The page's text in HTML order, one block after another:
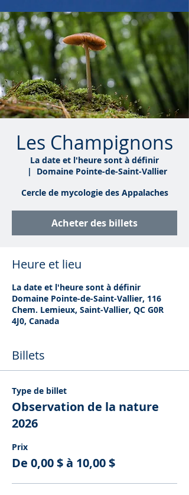
Les Champignons
La date et l'heure sont à définir
  |
Domaine Pointe-de-Saint-Vallier
Cercle de mycologie des Appalaches
Acheter des billets
Heure et lieu
La date et l'heure sont à définir
Domaine Pointe-de-Saint-Vallier, 116
Chem. Lemieux, Saint-Vallier, QC G0R
4J0, Canada
Billets
Type de billet
Observation de la nature
2026
Prix
De 0,00 $ à 10,00 $